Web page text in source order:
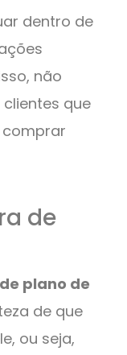
dentro de
não
que
de
plano de
de que
ou seja,